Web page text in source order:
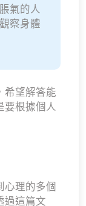
氣的人
察身體
希望解答能
要根據個人
心理的多個
過這篇文